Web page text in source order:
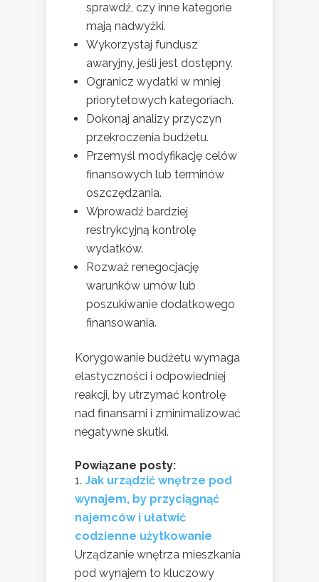
sprawdź, czy inne kategorie
mają nadwyżki.
Wykorzystaj fundusz
awaryjny, jeśli jest dostępny.
Ogranicz wydatki w mniej
priorytetowych kategoriach.
Dokonaj analizy przyczyn
przekroczenia budżetu.
Przemyśl modyfikację celów
finansowych lub terminów
oszczędzania.
Wprowadź bardziej
restrykcyjną kontrolę
wydatków.
Rozważ renegocjację
warunków umów lub
poszukiwanie dodatkowego
finansowania.
Korygowanie budżetu wymaga
elastyczności i odpowiedniej
reakcji, by utrzymać kontrolę
nad finansami i zminimalizować
negatywne skutki.
Powiązane posty:
Jak urządzić wnętrze pod
wynajem, by przyciągnąć
najemców i ułatwić
codzienne użytkowanie
Urządzanie wnętrza mieszkania
pod wynajem to kluczowy